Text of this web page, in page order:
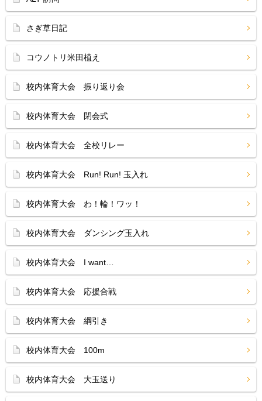
さぎ草日記
コウノトリ米田植え
校内体育大会 振り返り会
校内体育大会 閉会式
校内体育大会 全校リレー
校内体育大会 Run! Run! 玉入れ
校内体育大会 わ！輪！ワッ！
校内体育大会 ダンシング玉入れ
校内体育大会 I want…
校内体育大会 応援合戦
校内体育大会 綱引き
校内体育大会 100m
校内体育大会 大玉送り